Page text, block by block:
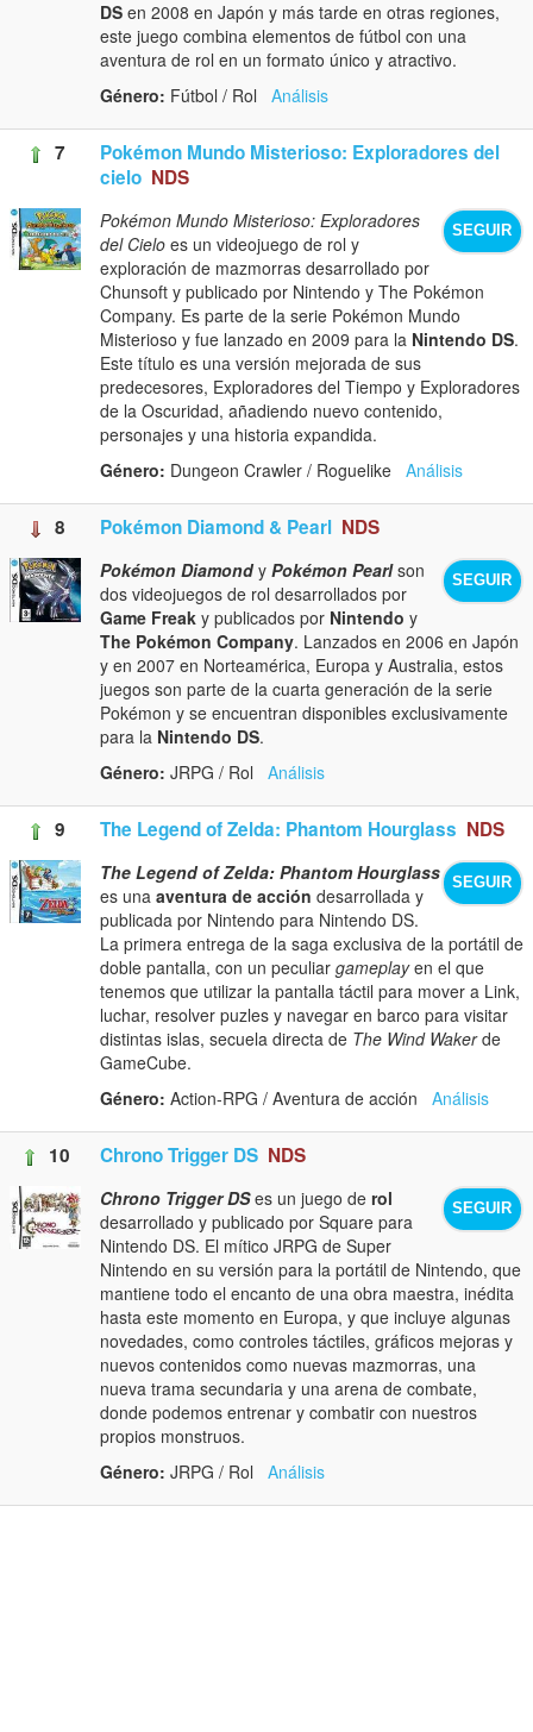
DS en 2008 en Japón y más tarde en otras regiones,
este juego combina elementos de fútbol con una
aventura de rol en un formato único y atractivo.
Género: Fútbol / Rol Análisis
7
Pokémon Mundo Misterioso: Exploradores del
cielo NDS
SEGUIR
Pokémon Mundo Misterioso: Exploradores
del Cielo es un videojuego de rol y
exploración de mazmorras desarrollado por
Chunsoft y publicado por Nintendo y The Pokémon
Company. Es parte de la serie Pokémon Mundo
Misterioso y fue lanzado en 2009 para la Nintendo DS.
Este título es una versión mejorada de sus
predecesores, Exploradores del Tiempo y Exploradores
de la Oscuridad, añadiendo nuevo contenido,
personajes y una historia expandida.
Género: Dungeon Crawler / Roguelike Análisis
8 Pokémon Diamond & Pearl NDS
SEGUIR
Pokémon Diamondy Pokémon Pearlson
dos videojuegos de rol desarrollados por
Game Freak y publicados por Nintendo y
The Pokémon Company. Lanzados en 2006 en Japón
y en 2007 en Norteamérica, Europa y Australia, estos
juegos son parte de la cuarta generación de la serie
Pokémon y se encuentran disponibles exclusivamente
para la Nintendo DS.
Género: JRPG / Rol Análisis
9 The Legend of Zelda: Phantom Hourglass NDS
SEGUIR
The Legend of Zelda: Phantom Hourglass
es una aventura de acción desarrollada y
publicada por Nintendo para Nintendo DS.
La primera entrega de la saga exclusiva de la portátil de
doble pantalla, con un peculiar gameplayen el que
tenemos que utilizar la pantalla táctil para mover a Link,
luchar, resolver puzles y navegar en barco para visitar
distintas islas, secuela directa de The Wind Wakerde
GameCube.
Género: Action-RPG / Aventura de acción Análisis
10 Chrono Trigger DS NDS
SEGUIR
Chrono Trigger DSes un juego de rol
desarrollado y publicado por Square para
Nintendo DS. El mítico JRPG de Super
Nintendo en su versión para la portátil de Nintendo, que
mantiene todo el encanto de una obra maestra, inédita
hasta este momento en Europa, y que incluye algunas
novedades, como controles táctiles, gráficos mejoras y
nuevos contenidos como nuevas mazmorras, una
nueva trama secundaria y una arena de combate,
donde podemos entrenar y combatir con nuestros
propios monstruos.
Género: JRPG / Rol Análisis